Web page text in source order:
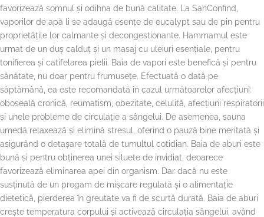
favorizează somnul și odihna de bună calitate. La SanConfind,
vaporilor de apă li se adaugă esențe de eucalypt sau de pin pentru
proprietățile lor calmante și decongestionante. Hammamul este
urmat de un duș calduț și un masaj cu uleiuri esențiale, pentru
tonifierea și catifelarea pielii. Baia de vapori este benefică și pentru
sănătate, nu doar pentru frumusețe. Efectuată o dată pe
săptămână, ea este recomandată în cazul următoarelor afecțiuni:
oboseală cronică, reumatism, obezitate, celulită, afecțiuni respiratorii
și unele probleme de circulație a sângelui. De asemenea, sauna
umedă relaxează și elimină stresul, oferind o pauză bine meritată și
asigurând o detașare totală de tumultul cotidian. Baia de aburi este
bună și pentru obținerea unei siluete de invidiat, deoarece
favorizează eliminarea apei din organism. Dar dacă nu este
susținută de un progam de mișcare regulată și o alimentație
dietetică, pierderea în greutate va fi de scurtă durată. Baia de aburi
crește temperatura corpului și activează circulația sângelui, având